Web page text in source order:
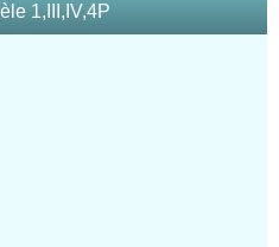
1,III,IV,4P